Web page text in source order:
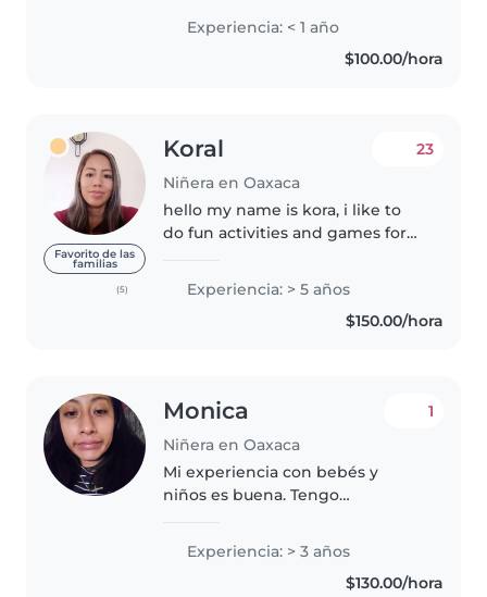
con hacer los juegos que pidan.
Tengo un buen actuar en
Experiencia: < 1 año
$100.00/hora
Favorito de las
familias
(5)
Koral
Niñera en Oaxaca
23
hello my name is kora, i like to
do fun activities and games for
play with different toys ,
readding etc.. we can also go to
the nearest playground..
Experiencia: > 5 años
$150.00/hora
Monica
Niñera en Oaxaca
1
Mi experiencia con bebés y
niños es buena. Tengo
No dudes en contactarme si
deseas que te apoye en cuidarlo.
Es mis tiempos libres me
Experiencia: > 3 años
$130.00/hora